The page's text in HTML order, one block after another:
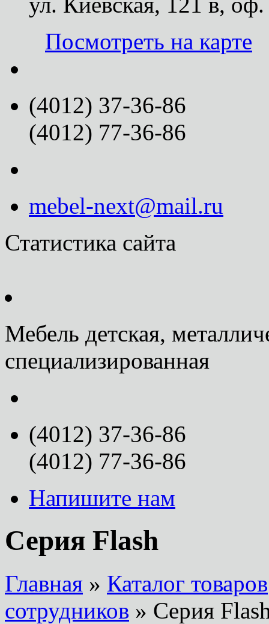
Посмотреть на карте
(4012) 37-36-86
(4012) 77-36-86
mebel-next@mail.ru
Статистика сайта
Мебель детская,
специализированная
(4012) 37-36-86
(4012) 77-36-86
Напишите нам
Серия Flash
Главная » Каталог товаров
сотрудников » Серия